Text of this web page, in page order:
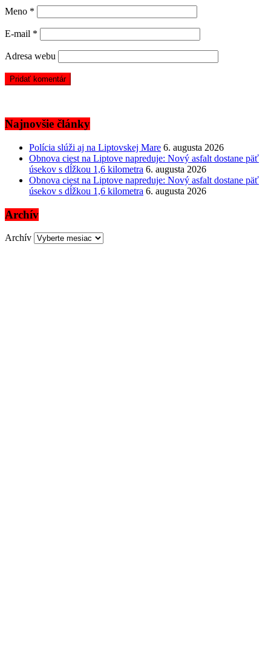
Meno *
E-mail *
Adresa webu
Najnovšie články
Polícia slúži aj na Liptovskej Mare 6. augusta 2026
Obnova ciest na Liptove napreduje: Nový asfalt dostane päť
úsekov s dĺžkou 1,6 kilometra 6. augusta 2026
Obnova ciest na Liptove napreduje: Nový asfalt dostane päť
úsekov s dĺžkou 1,6 kilometra 6. augusta 2026
Archív
Archív